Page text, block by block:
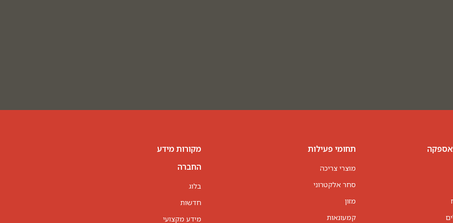
אספקה תחומי פעילות
מוצרי צריכה
סחר אלקטרוני
מזון
קמעונאות
מקורות מידע
החברה
בלוג
חדשות
מידע מקצועי